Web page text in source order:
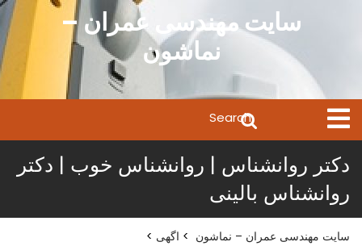
سایت مهندسی عمران –
نماشون
Open
Menu
for:
دکتر روانشناس | روانشناس خوب | دکتر
روانشناس بالینی
سایت مهندسی عمران – نماشون > اگهی >